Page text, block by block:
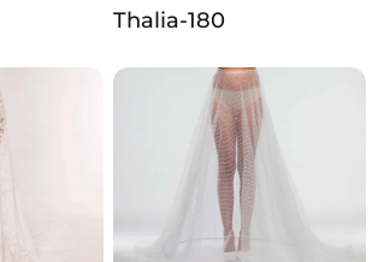
Thalia-180